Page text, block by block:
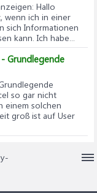
: Hallo
wenn ich in einer
sich Informationen
kann. Ich habe...
Grundlegende
so gar nicht
einem solchen
groß ist auf User